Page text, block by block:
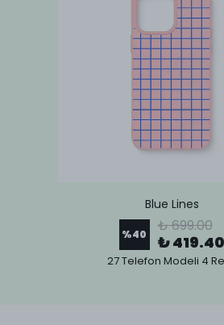
Blue Lines
%40 ₺ 699.00
₺ 419.40
27 Telefon Modeli 4